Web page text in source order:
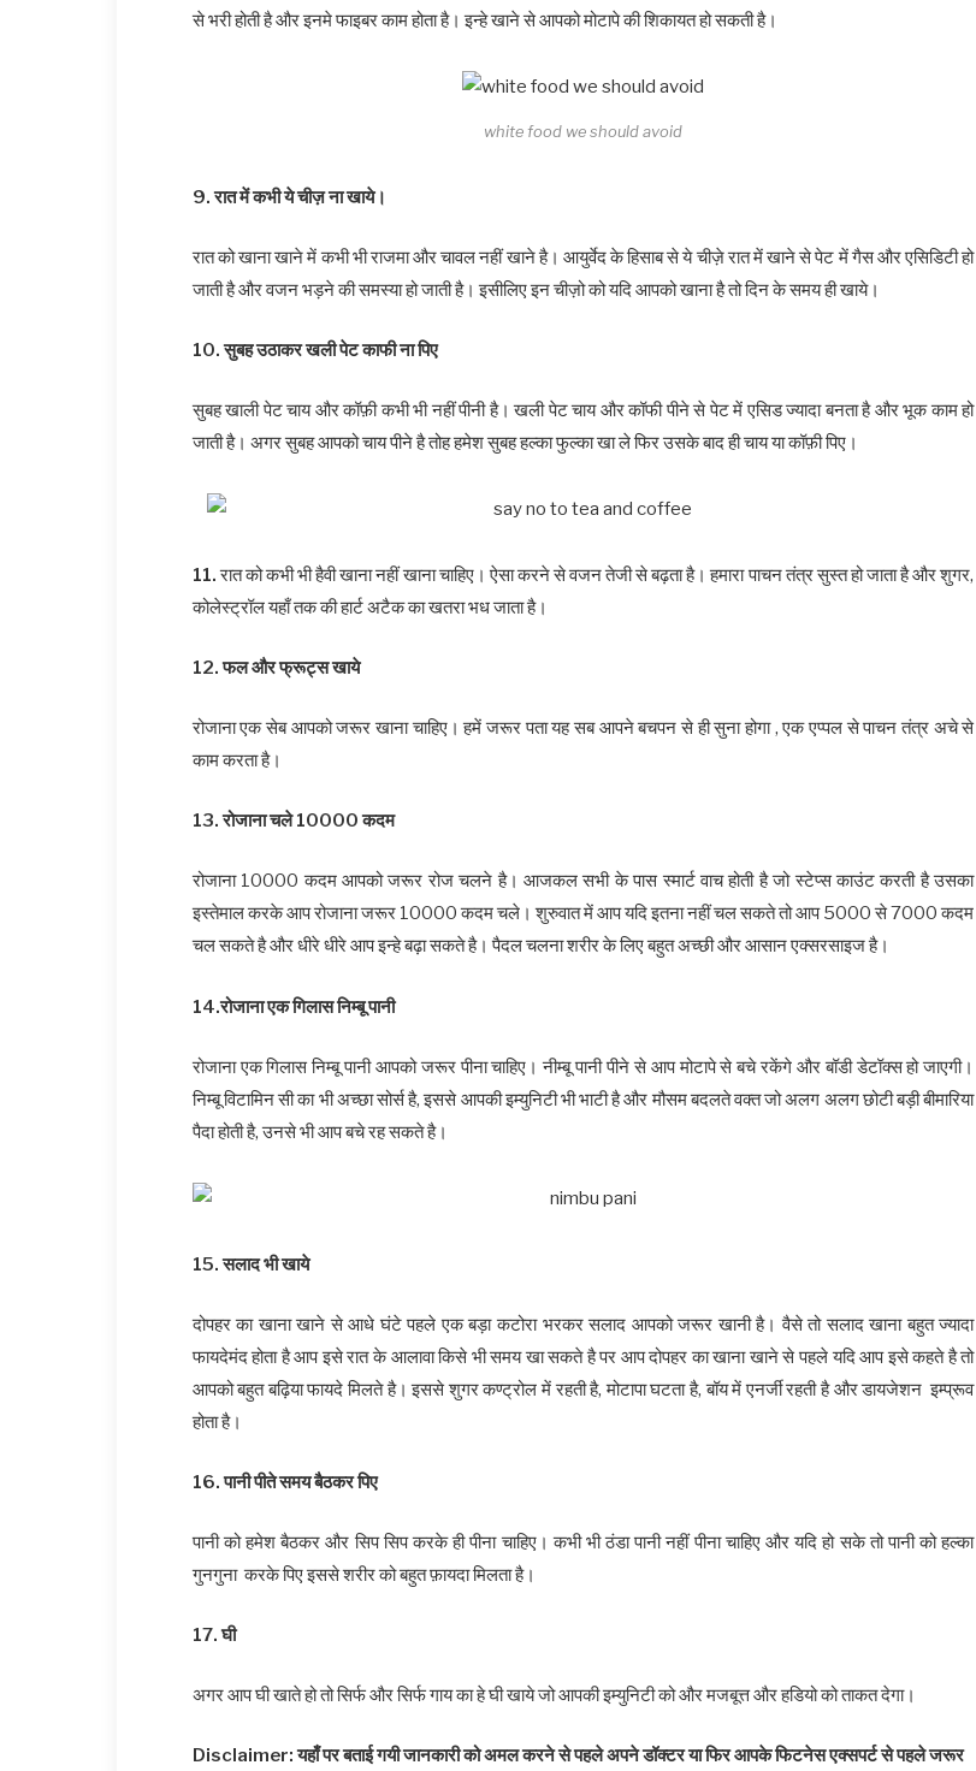
से भरी होती है और इनमे फाइबर काम होता है। इन्हे खाने से आपको मोटापे की शिकायत हो सकती है।
white food we should avoid
9. रात में कभी ये चीज़ ना खाये।
रात को खाना खाने में कभी भी राजमा और चावल नहीं खाने है। आयुर्वेद के हिसाब से ये चीज़े रात में खाने से पेट में गैस और एसिडिटी हो
जाती है और वजन भड़ने की समस्या हो जाती है। इसीलिए इन चीज़ो को यदि आपको खाना है तो दिन के समय ही खाये।
10. सुबह उठाकर खली पेट काफी ना पिए
सुबह खाली पेट चाय और कॉफ़ी कभी भी नहीं पीनी है। खली पेट चाय और कॉफी पीने से पेट में एसिड ज्यादा बनता है और भूक काम हो
जाती है। अगर सुबह आपको चाय पीने है तोह हमेश सुबह हल्का फुल्का खा ले फिर उसके बाद ही चाय या कॉफ़ी पिए।
11.रात को कभी भी हैवी खाना नहीं खाना चाहिए। ऐसा करने से वजन तेजी से बढ़ता है। हमारा पाचन तंत्र सुस्त हो जाता है और शुगर,
कोलेस्ट्रॉल यहाँ तक की हार्ट अटैक का खतरा भध जाता है।
12. फल और फ्रूट्स खाये
रोजाना एक सेब आपको जरूर खाना चाहिए। हमें जरूर पता यह सब आपने बचपन से ही सुना होगा , एक एप्पल से पाचन तंत्र अचे से
काम करता है।
13. रोजाना चले 10000 कदम
रोजाना 10000 कदम आपको जरूर रोज चलने है। आजकल सभी के पास स्मार्ट वाच होती है जो स्टेप्स काउंट करती है उसका
इस्तेमाल करके आप रोजाना जरूर 10000 कदम चले। शुरुवात में आप यदि इतना नहीं चल सकते तो आप 5000 से 7000 कदम
चल सकते है और धीरे धीरे आप इन्हे बढ़ा सकते है। पैदल चलना शरीर के लिए बहुत अच्छी और आसान एक्सरसाइज है।
14.रोजाना एक गिलास निम्बू पानी
रोजाना एक गिलास निम्बू पानी आपको जरूर पीना चाहिए। नीम्बू पानी पीने से आप मोटापे से बचे रकेंगे और बॉडी डेटॉक्स हो जाएगी।
निम्बू विटामिन सी का भी अच्छा सोर्स है, इससे आपकी इम्युनिटी भी भाटी है और मौसम बदलते वक्त जो अलग अलग छोटी बड़ी बीमारिया
पैदा होती है, उनसे भी आप बचे रह सकते है।
15. सलाद भी खाये
दोपहर का खाना खाने से आधे घंटे पहले एक बड़ा कटोरा भरकर सलाद आपको जरूर खानी है। वैसे तो सलाद खाना बहुत ज्यादा
फायदेमंद होता है आप इसे रात के आलावा किसे भी समय खा सकते है पर आप दोपहर का खाना खाने से पहले यदि आप इसे कहते है तो
आपको बहुत बढ़िया फायदे मिलते है। इससे शुगर कण्ट्रोल में रहती है, मोटापा घटता है, बॉय में एनर्जी रहती है और डायजेशन इम्प्रूव
होता है।
16. पानी पीते समय बैठकर पिए
पानी को हमेश बैठकर और सिप सिप करके ही पीना चाहिए। कभी भी ठंडा पानी नहीं पीना चाहिए और यदि हो सके तो पानी को हल्का
गुनगुना करके पिए इससे शरीर को बहुत फ़ायदा मिलता है।
17. घी
अगर आप घी खाते हो तो सिर्फ और सिर्फ गाय का हे घी खाये जो आपकी इम्युनिटी को और मजबूत्त और हडियो को ताकत देगा।
Disclaimer: यहाँ पर बताई गयी जानकारी को अमल करने से पहले अपने डॉक्टर या फिर आपके फिटनेस एक्सपर्ट से पहले जरूर